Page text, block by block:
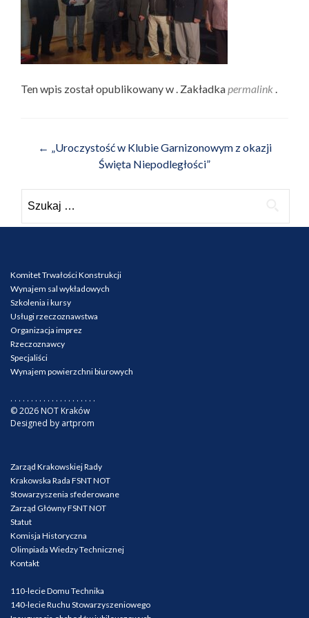
Ten wpis został opublikowany w . Zakładkapermalink .
Nawigacja wpisu
← „Uroczystość w Klubie Garnizonowym z okazji
Święta Niepodległości”
Komitet Trwałości Konstrukcji
Wynajem sal wykładowych
Szkolenia i kursy
Usługi rzeczoznawstwa
Organizacja imprez
Rzeczoznawcy
Specjaliści
Wynajem powierzchni biurowych
. . . . . . . . . . . . . . . . . . . . .
© 2026 NOT Kraków
Designed by artprom
Zarząd Krakowskiej Rady
Krakowska Rada FSNT NOT
Stowarzyszenia sfederowane
Zarząd Główny FSNT NOT
Statut
Komisja Historyczna
Olimpiada Wiedzy Technicznej
Kontakt
110-lecie Domu Technika
140-lecie Ruchu Stowarzyszeniowego